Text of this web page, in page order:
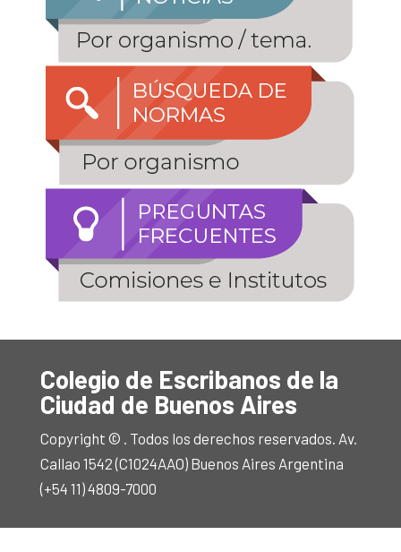
Colegio de Escribanos de la
Ciudad de Buenos Aires
Copyright © . Todos los derechos reservados. Av.
Callao 1542 (C1024AAO) Buenos Aires Argentina
(+54 11) 4809-7000